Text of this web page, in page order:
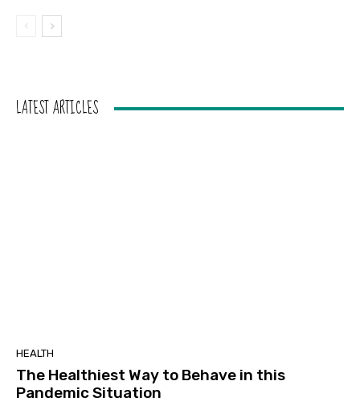
LATEST ARTICLES
HEALTH
The Healthiest Way to Behave in this
Pandemic Situation